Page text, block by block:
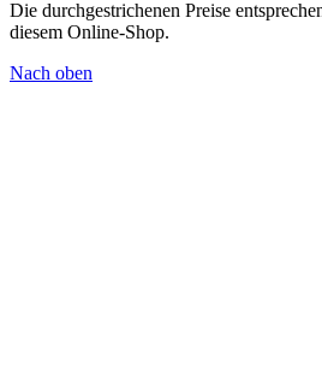
Die durchgestrichenen Preise
diesem Online-Shop.
Nach oben